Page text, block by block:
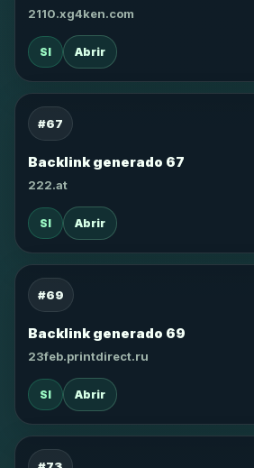
2110.xg4ken.com
SI Abrir
#67
Backlink generado 67
222.at
SI Abrir
#69
Backlink generado 69
23feb.printdirect.ru
SI Abrir